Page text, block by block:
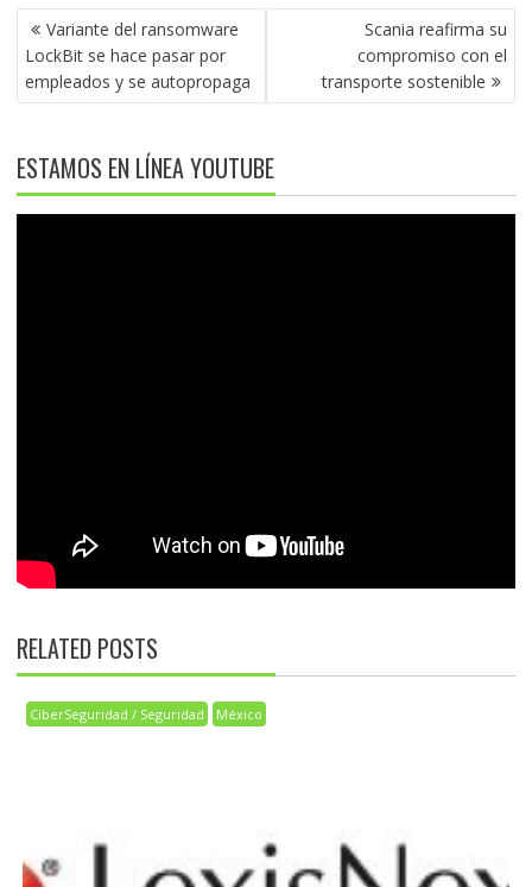
NAVEGACIÓN
DE
ENTRADAS
Variante del ransomware
LockBit se hace pasar por
empleados y se autopropaga
Scania reafirma su
compromiso con el
transporte sostenible
ESTAMOS EN LÍNEA YOUTUBE
RELATED POSTS
CiberSeguridad / Seguridad México